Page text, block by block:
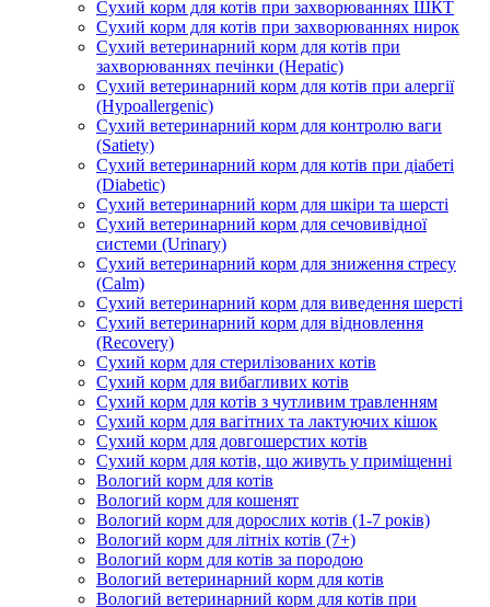
Сухий корм для котів при захворюваннях ШКТ
Сухий корм для котів при захворюваннях нирок
Сухий ветеринарний корм для котів при
захворюваннях печінки (Hepatic)
Сухий ветеринарний корм для котів при алергії
(Hypoallergenic)
Сухий ветеринарний корм для контролю ваги
(Satiety)
Сухий ветеринарний корм для котів при діабеті
(Diabetic)
Сухий ветеринарний корм для шкіри та шерсті
Сухий ветеринарний корм для сечовивідної
системи (Urinary)
Сухий ветеринарний корм для зниження стресу
(Calm)
Сухий ветеринарний корм для виведення шерсті
Сухий ветеринарний корм для відновлення
(Recovery)
Сухий корм для стерилізованих котів
Сухий корм для вибагливих котів
Сухий корм для котів з чутливим травленням
Сухий корм для вагітних та лактуючих кішок
Сухий корм для довгошерстих котів
Сухий корм для котів, що живуть у приміщенні
Вологий корм для котів
Вологий корм для кошенят
Вологий корм для дорослих котів (1-7 років)
Вологий корм для літніх котів (7+)
Вологий корм для котів за породою
Вологий ветеринарний корм для котів
Вологий ветеринарний корм для котів при